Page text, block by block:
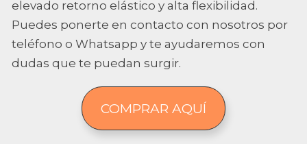
elevado retorno elástico y alta flexibilidad.
Puedes ponerte en contacto con nosotros por
teléfono o Whatsapp y te ayudaremos con
dudas que te puedan surgir.
COMPRAR AQUÍ